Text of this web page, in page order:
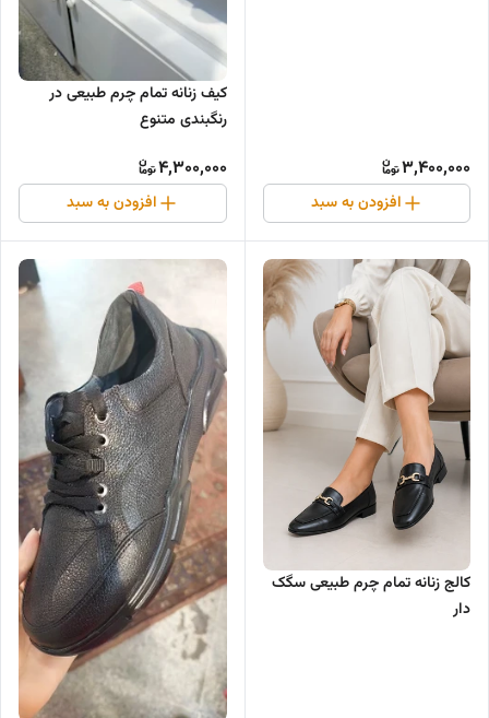
3,400,000
افزودن به سبد
کیف زنانه تمام چرم طبیعی در
رنگبندی متنوع
4,300,000
افزودن به سبد
کالج زنانه تمام چرم طبیعی سگک
دار